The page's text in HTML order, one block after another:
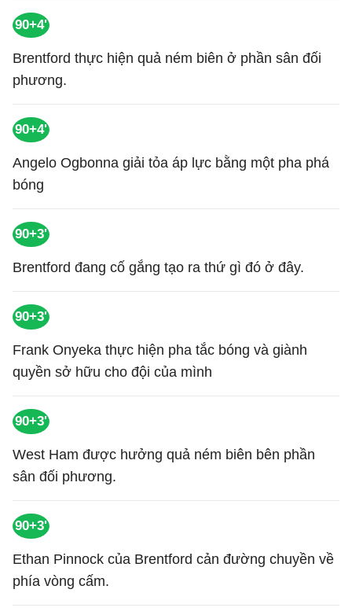
90+4'
Brentford thực hiện quả ném biên ở phần sân đối
phương.
90+4'
Angelo Ogbonna giải tỏa áp lực bằng một pha phá
bóng
90+3'
Brentford đang cố gắng tạo ra thứ gì đó ở đây.
90+3'
Frank Onyeka thực hiện pha tắc bóng và giành
quyền sở hữu cho đội của mình
90+3'
West Ham được hưởng quả ném biên bên phần
sân đối phương.
90+3'
Ethan Pinnock của Brentford cản đường chuyền về
phía vòng cấm.